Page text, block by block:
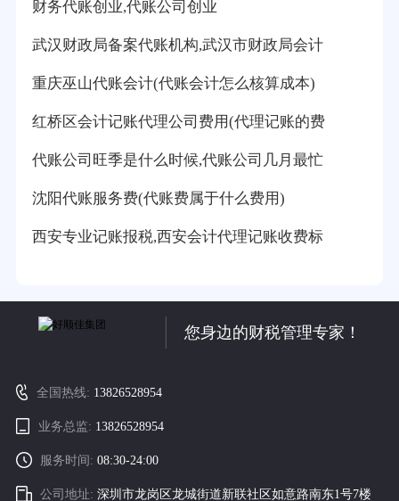
财务代账创业,代账公司创业
武汉财政局备案代账机构,武汉市财政局会计
重庆巫山代账会计(代账会计怎么核算成本)
红桥区会计记账代理公司费用(代理记账的费
代账公司旺季是什么时候,代账公司几月最忙
沈阳代账服务费(代账费属于什么费用)
西安专业记账报税,西安会计代理记账收费标
您身边的财税管理专家！
全国热线: 13826528954
业务总监: 13826528954
服务时间:08:30-24:00
公司地址:深圳市龙岗区龙城街道新联社区如意路南东1号7楼